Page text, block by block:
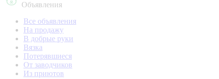
Объявления
Все объявления
На продажу
В добрые руки
Вязка
Потерявшиеся
От заводчиков
Из приютов